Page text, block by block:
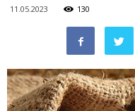
11.05.2023 130